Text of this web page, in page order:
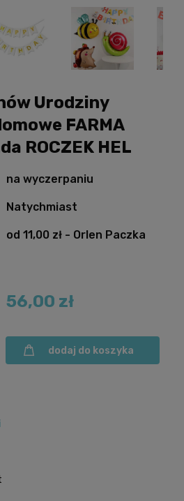
Urodziny
FARMA
ROCZEK HEL
na wyczerpaniu
Natychmiast
od 11,00 zł - Orlen Paczka
56,00 zł
dodaj do koszyka